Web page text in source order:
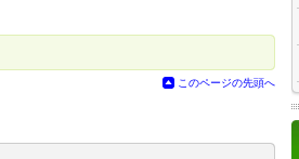
このページの先頭へ